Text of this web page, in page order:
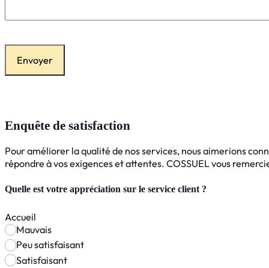
Envoyer
Enquête de satisfaction
Pour améliorer la qualité de nos services, nous aimerions
répondre à vos exigences et attentes. COSSUEL vous
Quelle est votre appréciation sur le service client ?
Accueil
Mauvais
Peu satisfaisant
Satisfaisant